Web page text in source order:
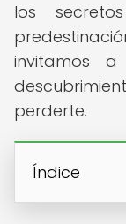
los
invitamos
perderte.
Índice